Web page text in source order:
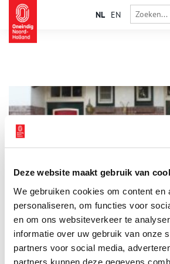
Deze website maakt gebruik van
We gebruiken cookies om content en
personaliseren, om functies voor
en om ons websiteverkeer te
informatie over uw gebruik van onze
partners voor social media,
partners kunnen deze gegevens
NL EN
De opkomende industrialisatie in
eeuw bracht grote veranderingen. Het
de hei onderging een metamorfose.
middelgrote provinciale stad. De nieuwe
moesten voldoen aan strenge eisen. De
woningbouwvereniging
ontwikkelde huizen in de toen nog jonge